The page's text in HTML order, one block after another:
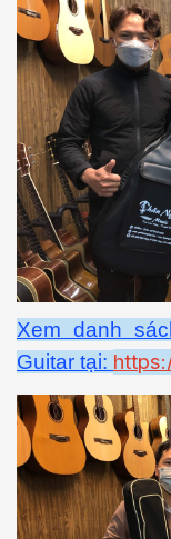
Xem danh
Guitar tại: